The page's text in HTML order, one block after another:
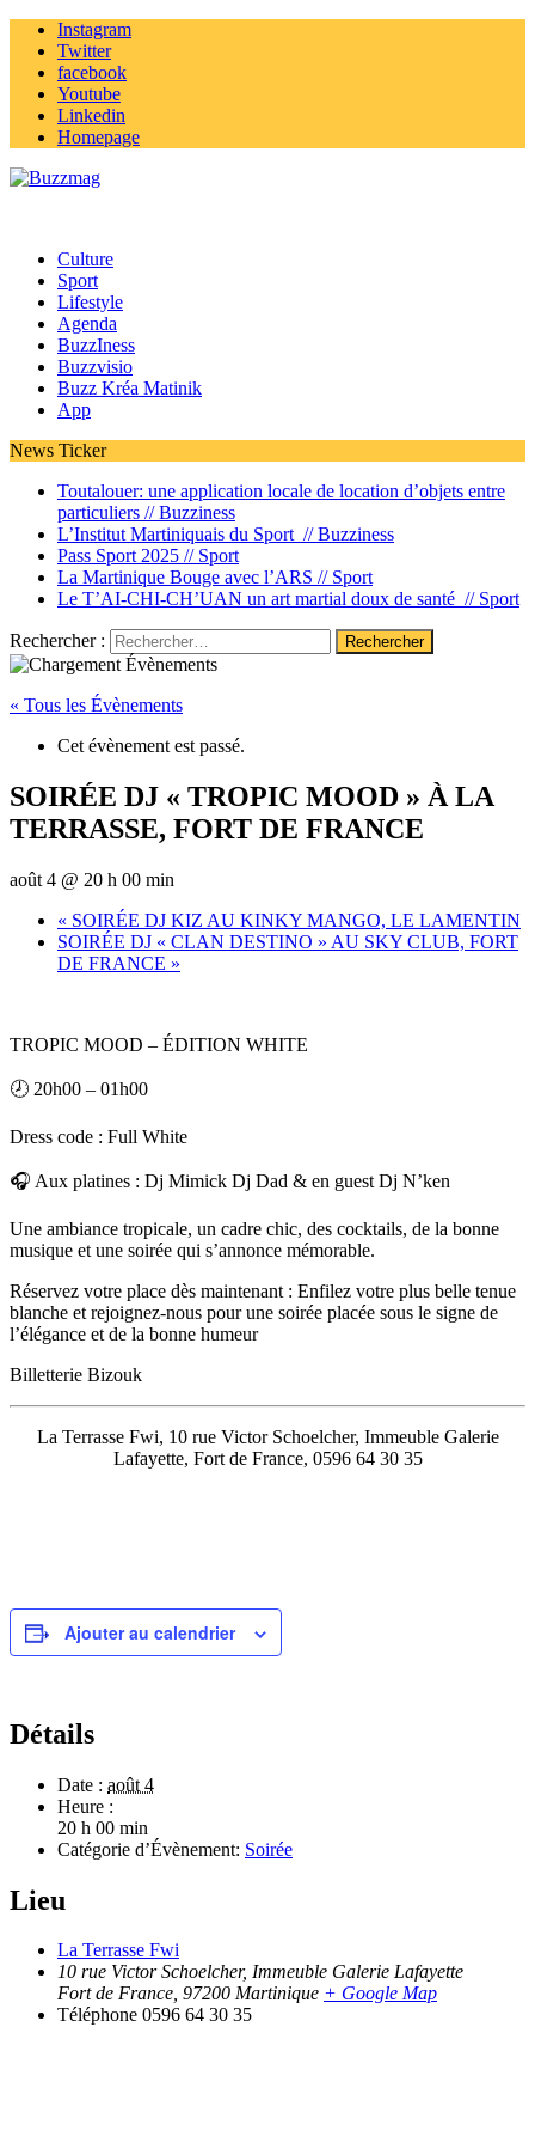
Instagram
Twitter
facebook
Youtube
Linkedin
Homepage
Culture
Sport
Lifestyle
Agenda
BuzzIness
Buzzvisio
Buzz Kréa Matinik
App
News Ticker
Toutalouer: une application locale de location d’objets entre
particuliers //Buzziness
L’Institut Martiniquais du Sport //Buzziness
Pass Sport 2025 // Sport
La Martinique Bouge avec l’ARS // Sport
Le T’AI-CHI-CH’UAN un art martial doux de santé // Sport
Rechercher :
« Tous les Évènements
Cet évènement est passé.
SOIRÉE DJ « TROPIC MOOD » À LA
TERRASSE, FORT DE FRANCE
août 4 @ 20 h 00 min
« SOIRÉE DJ KIZ AU KINKY MANGO, LE LAMENTIN
SOIRÉE DJ « CLAN DESTINO » AU SKY CLUB, FORT
DE FRANCE »
TROPIC MOOD – ÉDITION WHITE
🕗 20h00 – 01h00
Dress code : Full White
🎧 Aux platines : Dj Mimick Dj Dad & en guest Dj N’ken
Une ambiance tropicale, un cadre chic, des cocktails, de la bonne
musique et une soirée qui s’annonce mémorable.
Réservez votre place dès maintenant : Enfilez votre plus belle tenue
blanche et rejoignez-nous pour une soirée placée sous le signe de
l’élégance et de la bonne humeur
Billetterie Bizouk
La Terrasse Fwi, 10 rue Victor Schoelcher, Immeuble Galerie
Lafayette, Fort de France, 0596 64 30 35
Ajouter au calendrier
Détails
Date : août 4
Heure :
20 h 00 min
Catégorie d’Évènement: Soirée
Lieu
La Terrasse Fwi
10 rue Victor Schoelcher, Immeuble Galerie Lafayette
Fort de France, 97200 Martinique + Google Map
Téléphone 0596 64 30 35